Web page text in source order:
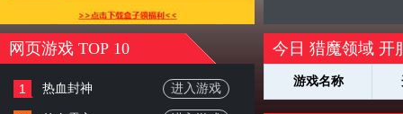
网页游戏 TOP 10
1 热血封神 进入游戏
今日 猎魔领域 开
游戏名称